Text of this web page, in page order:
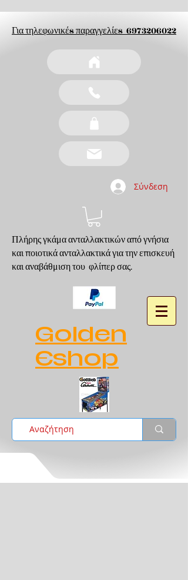
Για τηλεφωνικέs παραγγελίεs6973206022
Σύνδεση
Πλήρης γκάμα ανταλλακτικών από γνήσια
και ποιοτικά ανταλλακτικά για την επισκευή
και αναβάθμιση του φλίπερ σας.
Golden
Eshop